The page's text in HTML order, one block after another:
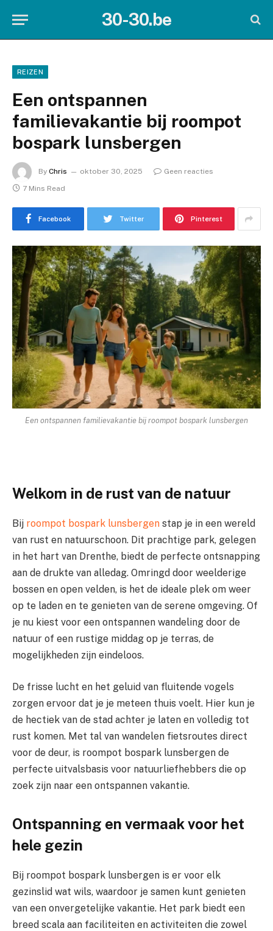
30-30.be
REIZEN
Een ontspannen
familievakantie bij roompot
bospark lunsbergen
By Chris oktober 30, 2025
Geen reacties
7 Mins Read
Facebook Twitter Pinterest
Een ontspannen familievakantie bij roompot bospark lunsbergen
Welkom in de rust van de natuur
Bij roompot bospark lunsbergen stap je in een wereld
van rust en natuurschoon. Dit prachtige park, gelegen
in het hart van Drenthe, biedt de perfecte ontsnapping
aan de drukte van alledag. Omringd door weelderige
bossen en open velden, is het de ideale plek om weer
op te laden en te genieten van de serene omgeving. Of
je nu kiest voor een ontspannen wandeling door de
natuur of een rustige middag op je terras, de
mogelijkheden zijn eindeloos.
De frisse lucht en het geluid van fluitende vogels
zorgen ervoor dat je je meteen thuis voelt. Hier kun je
de hectiek van de stad achter je laten en volledig tot
rust komen. Met tal van wandelen fietsroutes direct
voor de deur, is roompot bospark lunsbergen de
perfecte uitvalsbasis voor natuurliefhebbers die op
zoek zijn naar een ontspannen vakantie.
Ontspanning en vermaak voor het
hele gezin
Bij roompot bospark lunsbergen is er voor elk
gezinslid wat wils, waardoor je samen kunt genieten
van een onvergetelijke vakantie. Het park biedt een
breed scala aan faciliteiten en activiteiten die zowel